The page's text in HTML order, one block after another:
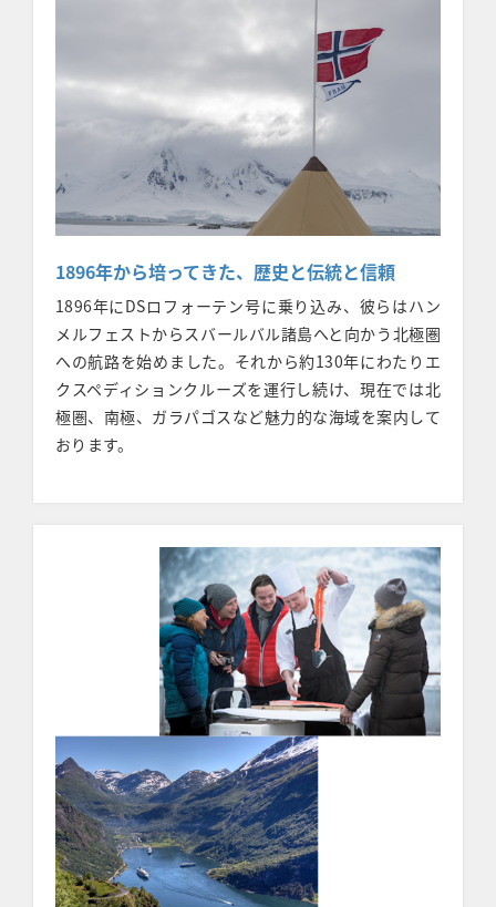
1896年から培ってきた、歴史と伝統と信頼
1896年にDSロフォーテン号に乗り込み、彼らはハン
メルフェストからスバールバル諸島へと向かう北極圏
への航路を始めました。それから約130年にわたりエ
クスペディションクルーズを運行し続け、現在では北
極圏、南極、ガラパゴスなど魅力的な海域を案内して
おります。